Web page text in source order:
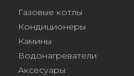
Газовые котлы
Кондиционеры
Камины
Водонагреватели
Аксесуары